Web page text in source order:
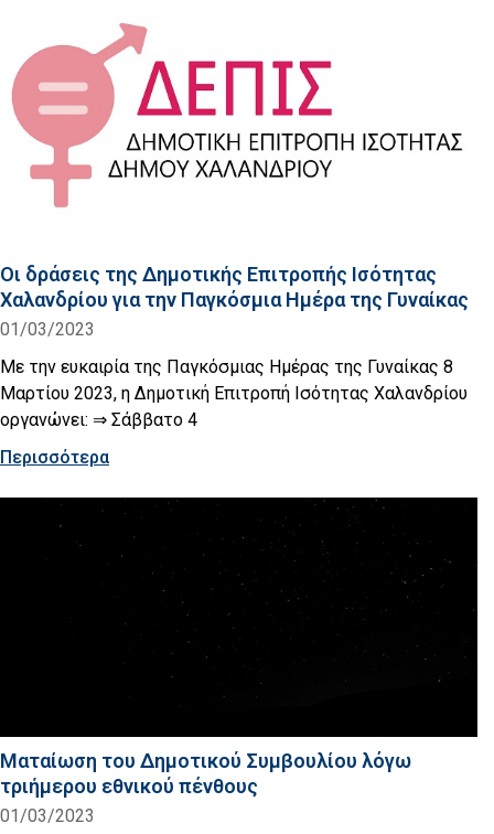
Οι δράσεις της Δημοτικής Επιτροπής Ισότητας
Χαλανδρίου για την Παγκόσμια Ημέρα της Γυναίκας
01/03/2023
Με την ευκαιρία της Παγκόσμιας Ημέρας της Γυναίκας 8
Μαρτίου 2023, η Δημοτική Επιτροπή Ισότητας Χαλανδρίου
οργανώνει: ⇒ Σάββατο 4
Περισσότερα
Ματαίωση του Δημοτικού Συμβουλίου λόγω
τριήμερου εθνικού πένθους
01/03/2023